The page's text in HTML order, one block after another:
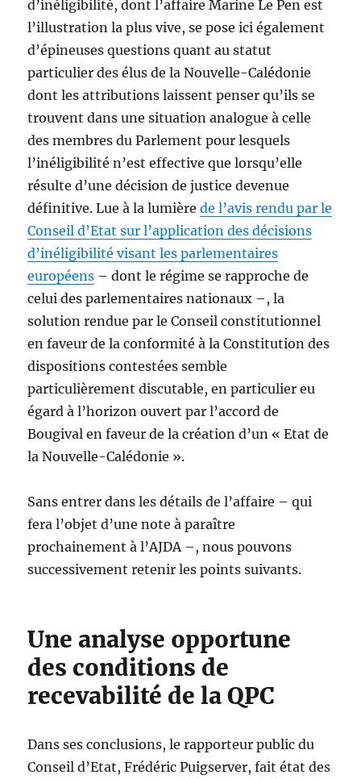
d’inéligibilité, dont l’affaire Marine Le Pen est
l’illustration la plus vive, se pose ici également
d’épineuses questions quant au statut
particulier des élus de la Nouvelle-Calédonie
dont les attributions laissent penser qu’ils se
trouvent dans une situation analogue à celle
des membres du Parlement pour lesquels
l’inéligibilité n’est effective que lorsqu’elle
résulte d’une décision de justice devenue
définitive. Lue à la lumièrede l’avis rendu par le
Conseil d’Etat sur l’application des décisions
d’inéligibilité visant les parlementaires
européens – dont le régime se rapproche de
celui des parlementaires nationaux –, la
solution rendue par le Conseil constitutionnel
en faveur de la conformité à la Constitution des
dispositions contestées semble
particulièrement discutable, en particulier eu
égard à l’horizon ouvert par l’accord de
Bougival en faveur de la création d’un « Etat de
la Nouvelle-Calédonie ».
Sans entrer dans les détails de l’affaire – qui
fera l’objet d’une note à paraître
prochainement à l’AJDA –, nous pouvons
successivement retenir les points suivants.
Une analyse opportune
des conditions de
recevabilité de la QPC
Dans ses conclusions, le rapporteur public du
Conseil d’Etat, Frédéric Puigserver, fait état des